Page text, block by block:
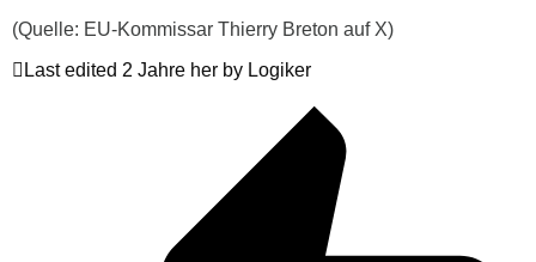
(Quelle: EU-Kommissar Thierry Breton auf X)
Last edited 2 Jahre her by Logiker